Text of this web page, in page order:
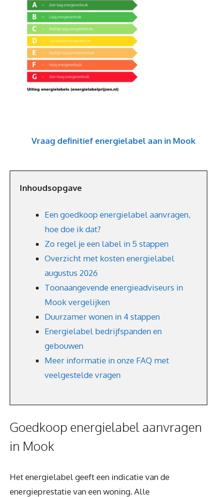
Vraag definitief energielabel aan in Mook
Inhoudsopgave
Een goedkoop energielabel aanvragen,
hoe doe ik dat?
Zo regel je een label in 5 stappen
Overzicht met kosten energielabel
augustus 2026
Toonaangevende energieadviseurs in
Mook vergelijken
Duurzamer wonen in 4 stappen
Energielabel bedrijfspanden en
gebouwen
Meer informatie in onze FAQ met
veelgestelde vragen
Goedkoop energielabel aanvragen
in Mook
Het energielabel geeft een indicatie van de
energieprestatie van een woning. Alle